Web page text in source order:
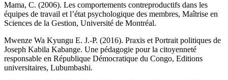
Mama, C. (2006). Les comportements contreproductifs dans les
équipes de travail et l’état psychologique des membres, Maîtrise en
Sciences de la Gestion, Université de Montréal.
Mwenze Wa Kyungu E. J.-P. (2016). Praxis et Portrait politiques de
Joseph Kabila Kabange. Une pédagogie pour la citoyenneté
responsable en République Démocratique du Congo, Editions
universitaires, Lubumbashi.